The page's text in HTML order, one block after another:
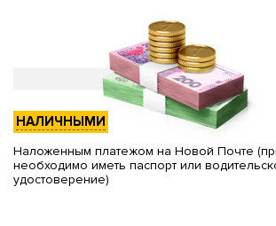
НАЛИЧНЫМИ
Наложенным платежом на Новой Почте
необходимо иметь паспорт или
удостоверение)